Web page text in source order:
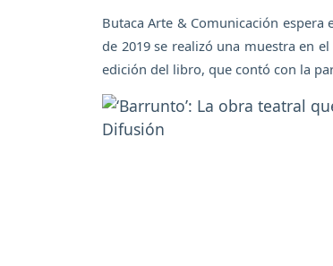
Butaca Arte & Comunicación espera
de 2019 se realizó una muestra en el
edición del libro, que contó con la